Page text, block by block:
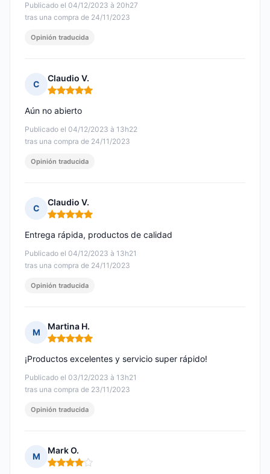
Publicado el 04/12/2023 à 20h27
tras una compra de 24/11/2023
Opinión traducida
C
Claudio V.
Nota: 5 de 5
Publicado el 04/12/2023 à 13h22
tras una compra de 24/11/2023
Aún no abierto
Opinión traducida
C
Claudio V.
Nota: 5 de 5
Publicado el 04/12/2023 à 13h21
tras una compra de 24/11/2023
Entrega rápida, productos de calidad
Opinión traducida
M
Martina H.
Nota: 5 de 5
Publicado el 03/12/2023 à 13h21
tras una compra de 23/11/2023
¡Productos excelentes y servicio super rápido!
Opinión traducida
M
Mark O.
Nota: 4 de 5